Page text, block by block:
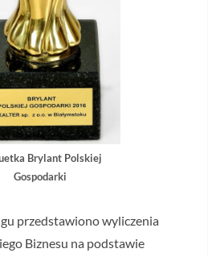
Brylant Polskiej
Gospodarki
przedstawiono wyliczenia
Biznesu na podstawie